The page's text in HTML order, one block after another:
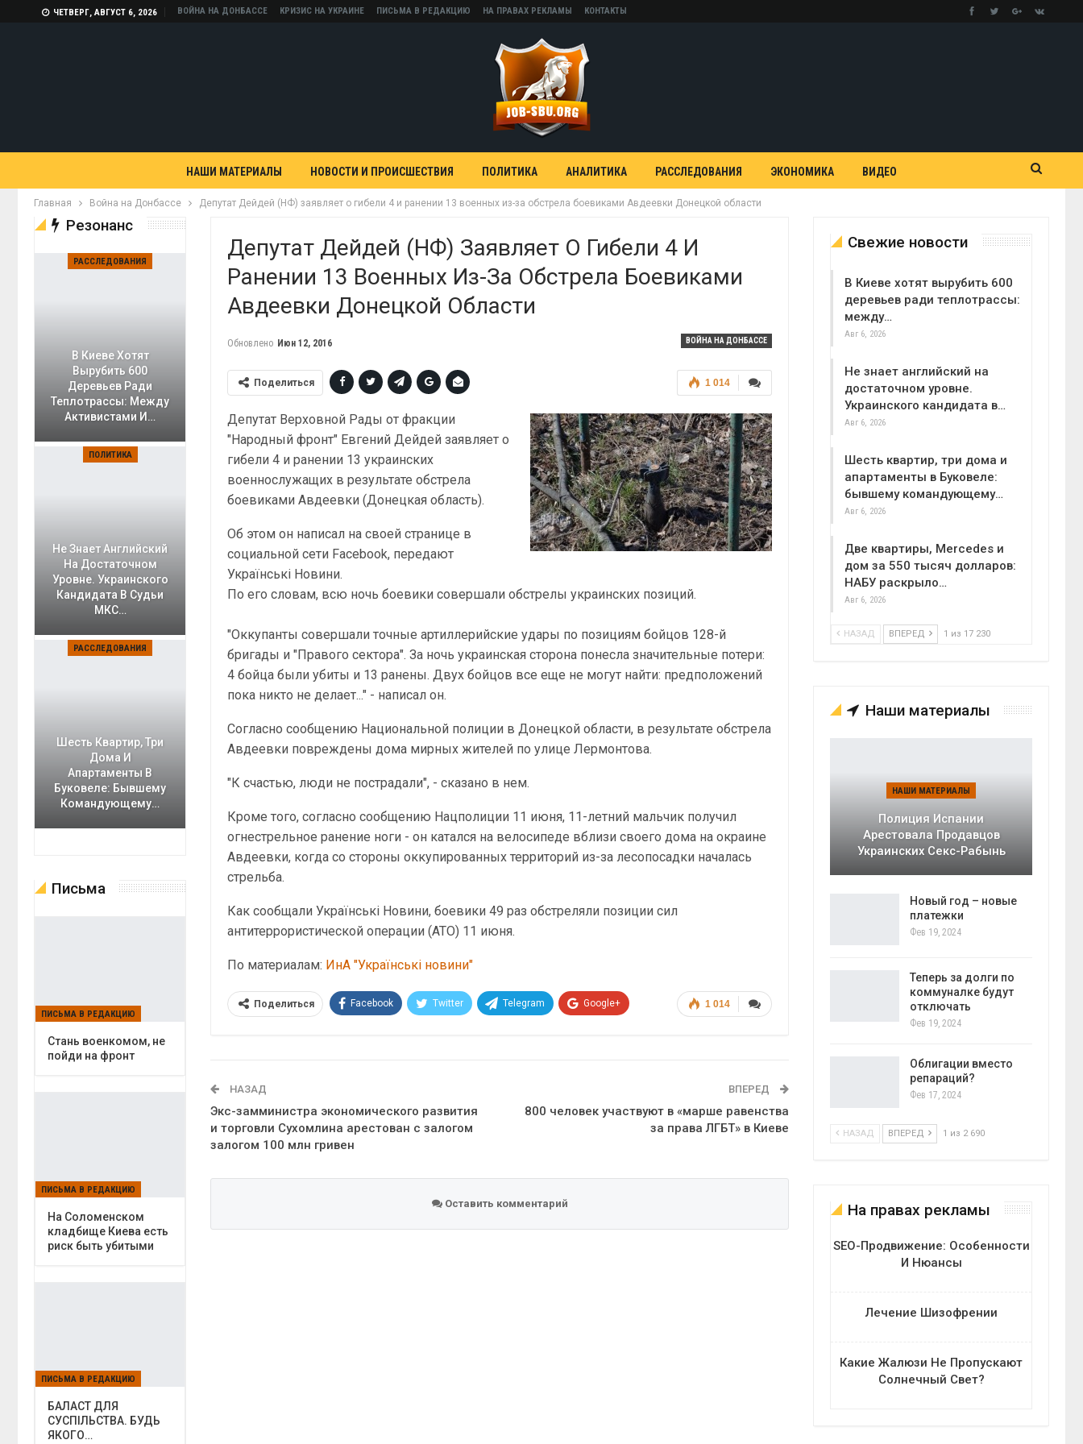
ЧЕТВЕРГ, АВГУСТ 6, 2026 ВОЙНА НА ДОНБАССЕ КРИЗИС НА УКРАИНЕ ПИСЬМА В РЕДАКЦИЮ НА ПРАВАХ РЕКЛАМЫ КОНТАКТЫ
НАШИ МАТЕРИАЛЫ НОВОСТИ И ПРОИСШЕСТВИЯ ПОЛИТИКА АНАЛИТИКА РАССЛЕДОВАНИЯ ЭКОНОМИКА ВИДЕО
Главная Война на Донбассе Депутат Дейдей (НФ) заявляет о гибели 4 и ранении 13 военных из-за обстрела боевиками Авдеевки Донецкой области
Депутат Дейдей (НФ) Заявляет О Гибели 4 И
Ранении 13 Военных Из-За Обстрела Боевиками
Авдеевки Донецкой Области
ВОЙНА НА ДОНБАССЕ
Обновлено Июн 12, 2016
1 014
Поделиться
Депутат Верховной Рады от фракции
"Народный фронт" Евгений Дейдей заявляет о
гибели 4 и ранении 13 украинских
военнослужащих в результате обстрела
боевиками Авдеевки (Донецкая область).
Об этом он написал на своей странице в
социальной сети Facebook, передают
Українські Новини.
По его словам, всю ночь боевики совершали обстрелы украинских позиций.
"Оккупанты совершали точные артиллерийские удары по позициям бойцов 128-й
бригады и "Правого сектора". За ночь украинская сторона понесла значительные потери:
4 бойца были убиты и 13 ранены. Двух бойцов все еще не могут найти: предположений
пока никто не делает..." - написал он.
Согласно сообщению Национальной полиции в Донецкой области, в результате обстрела
Авдеевки повреждены дома мирных жителей по улице Лермонтова.
"К счастью, люди не пострадали", - сказано в нем.
Кроме того, согласно сообщению Нацполиции 11 июня, 11-летний мальчик получил
огнестрельное ранение ноги - он катался на велосипеде вблизи своего дома на окраине
Авдеевки, когда со стороны оккупированных территорий из-за лесопосадки началась
стрельба.
Как сообщали Українські Новини, боевики 49 раз обстреляли позиции сил
антитеррористической операции (АТО) 11 июня.
По материалам: ИнА "Українські новини"
1 014
Поделиться Facebook Twitter Telegram Google+
НАЗАД
Экс-замминистра экономического развития
и торговли Сухомлина арестован с залогом
залогом 100 млн гривен
ВПЕРЕД
800 человек участвуют в «марше равенства
за права ЛГБТ» в Киеве
Оставить комментарий
Свежие новости
В Киеве хотят вырубить 600
деревьев ради теплотрассы:
между…
Авг 6, 2026
Не знает английский на
достаточном уровне.
Украинского кандидата в…
Авг 6, 2026
Шесть квартир, три дома и
апартаменты в Буковеле:
бывшему командующему…
Авг 6, 2026
Две квартиры, Mercedes и
дом за 550 тысяч долларов:
НАБУ раскрыло…
Авг 6, 2026
НАЗАД ВПЕРЕД 1 из 17 230
Наши материалы
НАШИ МАТЕРИАЛЫ
Полиция Испании
Арестовала Продавцов
Украинских Секс-Рабынь
Новый год – новые
платежки
Фев 19, 2024
Теперь за долги по
коммуналке будут
отключать
Фев 19, 2024
Облигации вместо
репараций?
Фев 17, 2024
НАЗАД ВПЕРЕД 1 из 2 690
На правах рекламы
SEO-Продвижение: Особенности
И Нюансы
Лечение Шизофрении
Какие Жалюзи Не Пропускают
Солнечный Свет?
Резонанс
РАССЛЕДОВАНИЯ
В Киеве Хотят
Вырубить 600
Деревьев Ради
Теплотрассы: Между
Активистами И…
ПОЛИТИКА
Не Знает Английский
На Достаточном
Уровне. Украинского
Кандидата В Судьи
МКС…
РАССЛЕДОВАНИЯ
Шесть Квартир, Три
Дома И
Апартаменты В
Буковеле: Бывшему
Командующему…
Письма
ПИСЬМА В РЕДАКЦИЮ
Cтань военкомом, не
пойди на фронт
ПИСЬМА В РЕДАКЦИЮ
На Соломенском
кладбище Киева есть
риск быть убитыми
ПИСЬМА В РЕДАКЦИЮ
БАЛАСТ ДЛЯ
СУСПІЛЬСТВА. БУДЬ
ЯКОГО…